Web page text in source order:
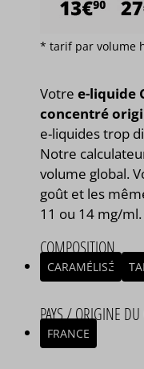
* tarif par volume
Votree-liquide
concentré
e-liquides trop
Notre
volume global.
goût et les
11 ou 14 mg/ml.
COMPOSITION
CARAMÉLISÉ
PAYS / ORIGINE DU
FRANCE